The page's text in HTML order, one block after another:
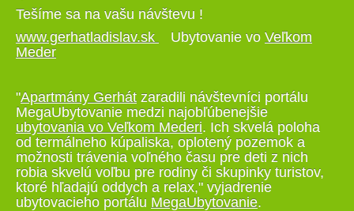
Tešíme sa na vašu návštevu !
www.gerhatladislav.sk
Ubytovanie vo Veľkom
Meder
"Apartmány Gerhát zaradili návštevníci portálu
MegaUbytovanie medzi najobľúbenejšie
ubytovania vo Veľkom Mederi. Ich skvelá poloha
od termálneho kúpaliska, oplotený pozemok a
možnosti trávenia voľného času pre deti z nich
robia skvelú voľbu pre rodiny či skupinky turistov,
ktoré hľadajú oddych a relax," vyjadrenie
ubytovacieho portálu MegaUbytovanie.